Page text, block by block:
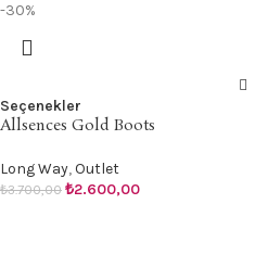
-30%
Seçenekler
Allsences Gold Boots
Long Way,Outlet
₺3.700,00 ₺2.600,00